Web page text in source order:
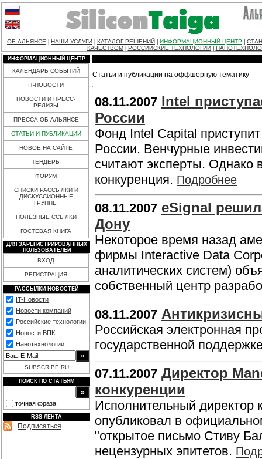
ОБ АЛЬЯНСЕ НАШИ УСЛУГИ КАТАЛОГ РЕШЕНИЙ ИНФОРМАЦИОННЫЙ ЦЕНТР
КАЧЕСТВОМ
РОССИЙСКИЕ ТЕХНОЛОГИИ
ИНФОРМАЦИОННЫЙ ЦЕНТР
КАЛЕНДАРЬ СОБЫТИЙ
IT-НОВОСТИ
НОВОСТИ И ПРЕСС-
РЕЛИЗЫ
ПРЕССА ОБ АЛЬЯНСЕ
СТАТЬИ И ПУБЛИКАЦИИ
НОВОЕ НА САЙТЕ
ТЕНДЕРЫ
ФОРУМ
СПИСКИ РАССЫЛКИ И
ДИСКУССИОННЫЕ
ГРУППЫ
ПОЛЕЗНЫЕ ССЫЛКИ
ГОСТЕВАЯ КНИГА
ДЛЯ ЗАРЕГИСТРИРОВАННЫХ
ПОЛЬЗОВАТЕЛЕЙ
ВХОД
РЕГИСТРАЦИЯ
РАССЫЛКИ НОВОСТЕЙ
IT-Новости
Новости компаний
Российские технологии
Новости ВПК
Нанотехнологии
SUBSCRIBE.RU
ПОИСК ПО СТАТЬЯМ
точная фраза
RSS-ЛЕНТА
Подписаться
Статьи и публикации на оффшорную тематику
08.11.2007 Intel
России
Фонд Intel Capital
России. Венчурные
считают эксперты. Однако
конкуренция. Подробнее
08.11.2007 eSignal
Дону
Некоторое время назад
фирмы Interactive Data
аналитических систем)
собственный центр
08.11.2007
Российская электронная
государственной
07.11.2007 Директор
конкуренции
Исполнительный директор
опубликовал в
"открытое письмо Стиву
нецензурных эпитетов.